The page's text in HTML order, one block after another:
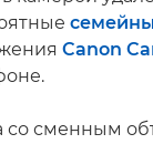
Canon
со сменным